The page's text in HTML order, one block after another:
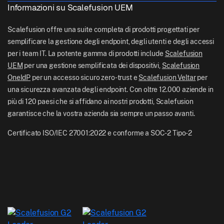
Logistica
Documentazione di aiuto Scalefusion
Blog Scalefusion
Sala stampa
Carriere
NZ: +64-9-888-4315
India: +91-63694-45500
Informazioni su Scalefusion UEM
Scalefusion offre una suite completa di prodotti progettati per
semplificare la gestione degli endpoint, degli utenti e degli accessi
per i team IT. La potente gamma di prodotti include Scalefusion
UEM per una gestione semplificata dei dispositivi, Scalefusion
OneIdP per un accesso sicuro zero-trust eScalefusion Veltarper
una sicurezza avanzata degli endpoint. Con oltre 12.000 aziende in
più di 120 paesi che si affidano ai nostri prodotti, Scalefusion
garantisce che la vostra azienda sia sempre un passo avanti.
Certificato ISO/IEC 27001:2022 e conforme a SOC-2 Tipo-2